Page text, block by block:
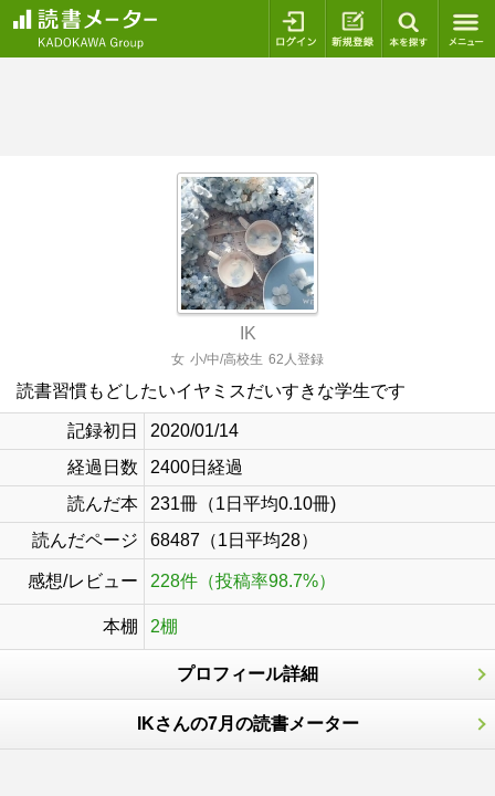
ログイン 新規登録
IK
女 小/中/高校生 62人登録
読書習慣もどしたいイヤミスだいすきな学生です
記録初日
2020/01/14
経過日数
2400日経過
読んだ本
231冊（1日平均0.10冊)
読んだページ
68487（1日平均28）
感想/レビュー 228件（投稿率98.7%）
本棚 2棚
プロフィール詳細
IKさんの7月の読書メーター